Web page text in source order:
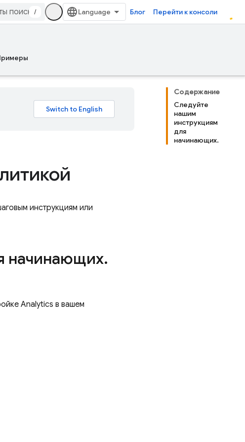
/ Блог Перейти к консоли
Содержание
Следуйте
нашим
инструкциям
для
начинающих.
инструкциям или
начинающих.
Analytics в вашем